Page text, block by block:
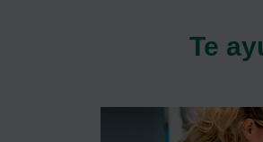
Te